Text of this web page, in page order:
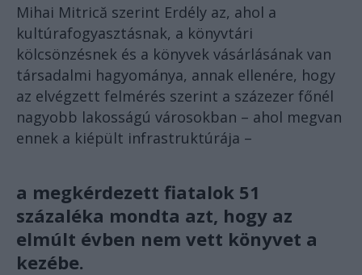
Mihai Mitrică szerint Erdély az, ahol a
kultúrafogyasztásnak, a könyvtári
kölcsönzésnek és a könyvek vásárlásának van
társadalmi hagyománya, annak ellenére, hogy
az elvégzett felmérés szerint a százezer főnél
nagyobb lakosságú városokban – ahol megvan
ennek a kiépült infrastruktúrája –
a megkérdezett fiatalok 51
százaléka mondta azt, hogy az
elmúlt évben nem vett könyvet a
kezébe.